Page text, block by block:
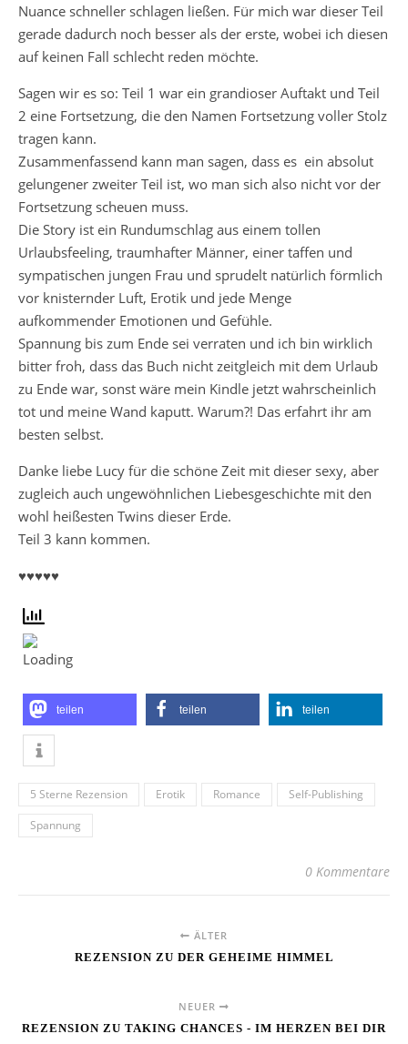
Nuance schneller schlagen ließen. Für mich war dieser Teil
gerade dadurch noch besser als der erste, wobei ich diesen
auf keinen Fall schlecht reden möchte.
Sagen wir es so: Teil 1 war ein grandioser Auftakt und Teil
2 eine Fortsetzung, die den Namen Fortsetzung voller Stolz
tragen kann.
Zusammenfassend kann man sagen, dass es ein absolut
gelungener zweiter Teil ist, wo man sich also nicht vor der
Fortsetzung scheuen muss.
Die Story ist ein Rundumschlag aus einem tollen
Urlaubsfeeling, traumhafter Männer, einer taffen und
sympatischen jungen Frau und sprudelt natürlich förmlich
vor knisternder Luft, Erotik und jede Menge
aufkommender Emotionen und Gefühle.
Spannung bis zum Ende sei verraten und ich bin wirklich
bitter froh, dass das Buch nicht zeitgleich mit dem Urlaub
zu Ende war, sonst wäre mein Kindle jetzt wahrscheinlich
tot und meine Wand kaputt. Warum?! Das erfahrt ihr am
besten selbst.
Danke liebe Lucy für die schöne Zeit mit dieser sexy, aber
zugleich auch ungewöhnlichen Liebesgeschichte mit den
wohl heißesten Twins dieser Erde.
Teil 3 kann kommen.
♥♥♥♥♥
teilen teilen teilen
5 Sterne Rezension Erotik Romance
Self-Publishing
Spannung
0 Kommentare
ÄLTER
REZENSION ZU DER GEHEIME HIMMEL
NEUER
REZENSION ZU TAKING CHANCES - IM HERZEN BEI DIR